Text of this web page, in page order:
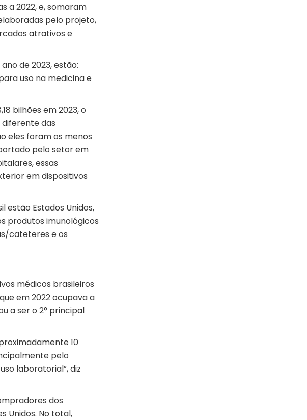
a 2022, e, somaram
pelo projeto,
atrativos e
de 2023, estão:
uso na medicina e
bilhões em 2023, o
diferente das
eles foram os menos
pelo setor em
essas
em dispositivos
estão Estados Unidos,
produtos imunológicos
cateteres e os
médicos brasileiros
em 2022 ocupava a
a ser o 2° principal
10
pelo
laboratorial”, diz
dos
Unidos. No total,